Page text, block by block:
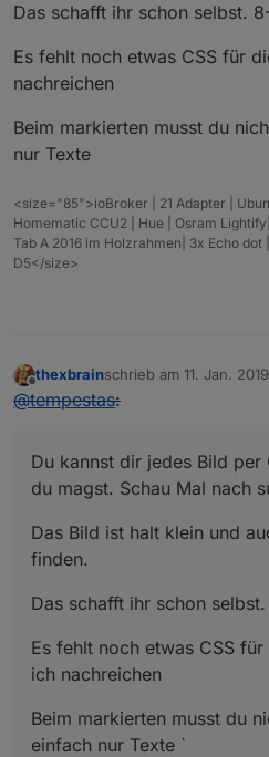
Das schafft ihr schon selbst.
Es fehlt noch etwas CSS für
nachreichen
Beim markierten musst du
nur Texte
<size="85">ioBroker | 21 Adapter |
Homematic CCU2 | Hue | Osram
Tab A 2016 im Holzrahmen| 3x Echo dot
D5</size>
Offline
thexbrainschrieb am 11. Jan.
zuletzt editiert von
@tempestas:
Du kannst dir jedes Bild per
du magst. Schau Mal nach
Das Bild ist halt klein und
finden.
Das schafft ihr schon
Es fehlt noch etwas CSS
ich nachreichen
Beim markierten musst du
einfach nur Texte `